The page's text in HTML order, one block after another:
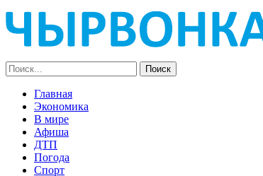
Главная
Экономика
В мире
Афиша
ДТП
Погода
Спорт